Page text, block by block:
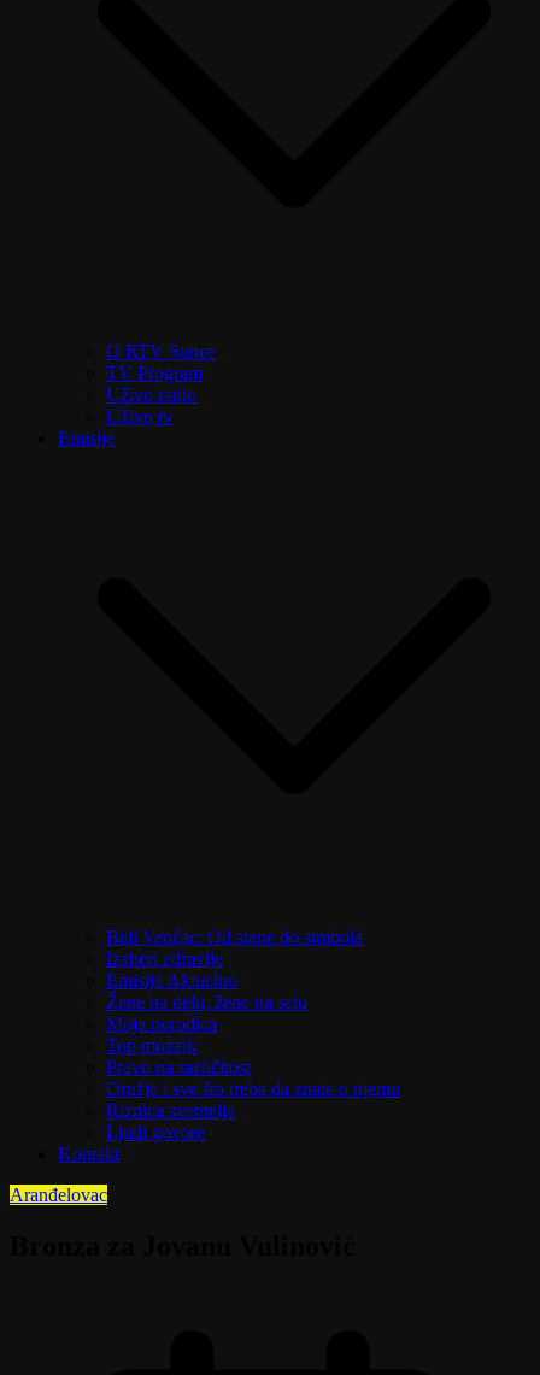
O RTV Sunce
TV Program
Uživo radio
Uživo tv
Emisije
Beli Venčac: Od stene do simbola
Izaberi zdravlje
Emisija Aktuelno
Žene na delu, žene na selu
Moja porodica
Top mozaik
Pravo na različitost
Oružje i sve što treba da znate o njemu
Riznica svetitelja
Ljudi govore
Kontakt
Aranđelovac